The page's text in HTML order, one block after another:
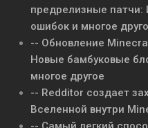
предрелизные патчи:
ошибок и многое
-- Обновление
Новые бамбуковые
многое другое
-- Redditor создает
Вселенной внутри